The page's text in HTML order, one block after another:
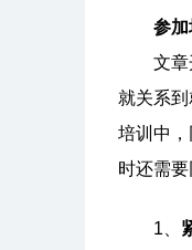
参加培
文章开
就关系
培训中
时还需
1、